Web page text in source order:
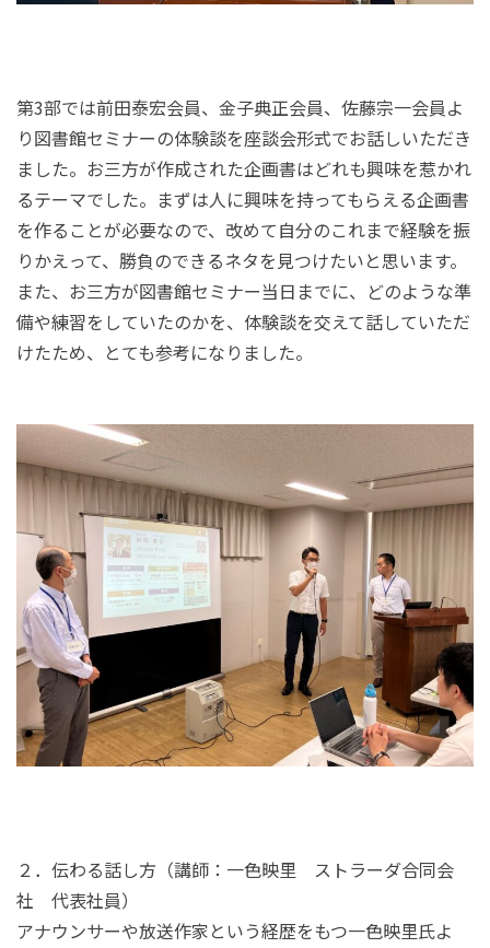
第3部では前田泰宏会員、金子典正会員、佐藤宗一会員よ
り図書館セミナーの体験談を座談会形式でお話しいただき
ました。お三方が作成された企画書はどれも興味を惹かれ
るテーマでした。まずは人に興味を持ってもらえる企画書
を作ることが必要なので、改めて自分のこれまで経験を振
りかえって、勝負のできるネタを見つけたいと思います。
また、お三方が図書館セミナー当日までに、どのような準
備や練習をしていたのかを、体験談を交えて話していただ
けたため、とても参考になりました。
２．伝わる話し方（講師：一色映里 ストラーダ合同会
社 代表社員）
アナウンサーや放送作家という経歴をもつ一色映里氏よ